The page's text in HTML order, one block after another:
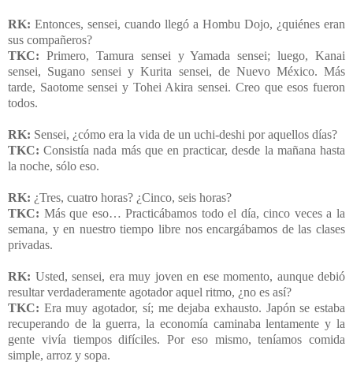
RK: Entonces, sensei, cuando llegó a Hombu Dojo, ¿quiénes eran
sus compañeros?
TKC: Primero, Tamura sensei y Yamada sensei; luego, Kanai
sensei, Sugano sensei y Kurita sensei, de Nuevo México. Más
tarde, Saotome sensei y Tohei Akira sensei. Creo que esos fueron
todos.
RK: Sensei, ¿cómo era la vida de un uchi-deshi por aquellos días?
TKC: Consistía nada más que en practicar, desde la mañana hasta
la noche, sólo eso.
RK: ¿Tres, cuatro horas? ¿Cinco, seis horas?
TKC: Más que eso… Practicábamos todo el día, cinco veces a la
semana, y en nuestro tiempo libre nos encargábamos de las clases
privadas.
RK: Usted, sensei, era muy joven en ese momento, aunque debió
resultar verdaderamente agotador aquel ritmo, ¿no es así?
TKC: Era muy agotador, sí; me dejaba exhausto. Japón se estaba
recuperando de la guerra, la economía caminaba lentamente y la
gente vivía tiempos difíciles. Por eso mismo, teníamos comida
simple, arroz y sopa.